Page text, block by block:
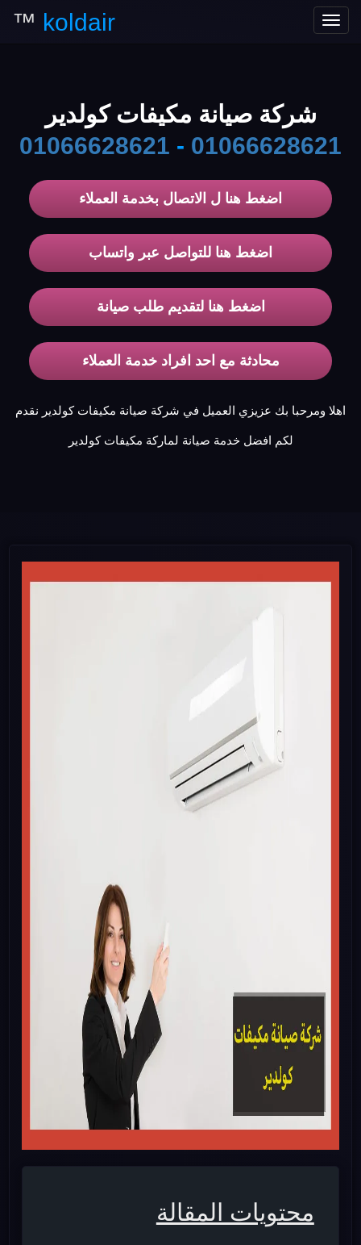
Toggle
koldair
™
شركة صيانة مكيفات كولدير
01066628621
-
01066628621
اضغط هنا ل الاتصال بخدمة العملاء
اضغط هنا للتواصل عبر واتساب
اضغط هنا لتقديم طلب صيانة
محادثة مع احد افراد خدمة العملاء
اهلا ومرحبا بك عزيزي العميل في شركة صيانة مكيفات كولدير نقدم
لكم افضل خدمة صيانة لماركة مكيفات كولدير
محتويات المقالة